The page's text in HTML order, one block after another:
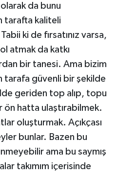
da bunu
tarafta kaliteli
ki de fırsatınız varsa,
atmak da katkı
bir tanesi. Ama bizim
tarafa güvenli bir şekilde
geriden top alıp, topu
hatta ulaştırabilmek.
oluşturmak. Açıkçası
bunlar. Bazen bu
ama bu saymış
takımım içerisinde